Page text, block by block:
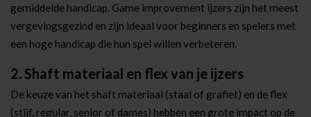
gemiddelde handicap. Game improvement ijzers zijn het meest
vergevingsgezind en zijn ideaal voor beginners en spelers met
een hoge handicap die hun spel willen verbeteren.
2. Shaft materiaal en flex van je ijzers
De keuze van het shaft materiaal (staal of grafiet) en de flex
(stijf, regular, senior of dames) hebben een grote impact op de